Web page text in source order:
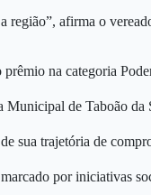
região”, afirma o
prêmio na categoria
Municipal de Taboão da
sua trajetória de
por iniciativas